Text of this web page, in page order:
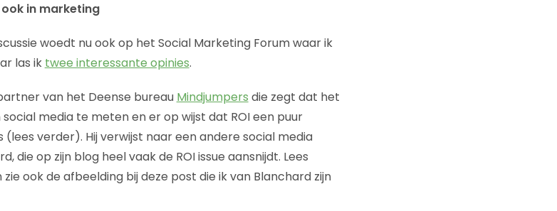
in marketing
woedt nu ook op het Social Marketing Forum waar ik
las ik twee interessante opinies.
van het Deense bureau Mindjumpers die zegt dat het
social media te meten en er op wijst dat ROI een puur
(lees verder). Hij verwijst naar een andere social media
die op zijn blog heel vaak de ROI issue aansnijdt. Lees
ook de afbeelding bij deze post die ik van Blanchard zijn